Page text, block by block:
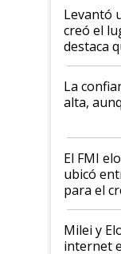
Levantó
creó el
destaca
plata a
Juan
que de
de Milei
La
alta,
El FMI
ubicó
para el
Milei y
internet